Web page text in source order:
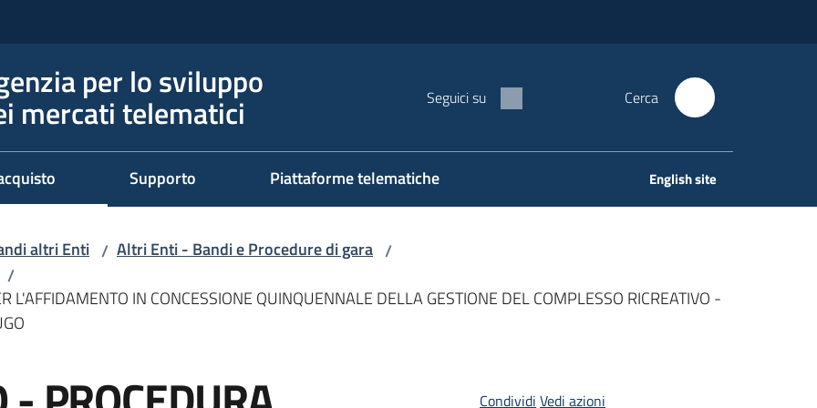
per lo sviluppo
mercati telematici Seguici su Cerca
Supporto Piattaforme telematiche English site
altri Enti / Altri Enti - Bandi e Procedure di gara /
/
L'AFFIDAMENTO IN CONCESSIONE QUINQUENNALE DELLA GESTIONE DEL COMPLESSO RICREATIVO -
Condividi Vedi azioni